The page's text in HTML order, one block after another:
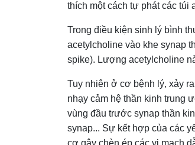
thích một cách tự phát các túi
Trong điều kiện sinh lý bình
acetylcholine vào khe synap
spike). Lượng acetylcholine
Tuy nhiên ở cơ bệnh lý, xảy
nhạy cảm hệ thần kinh trung
vùng đầu trước synap thần
synap... Sự kết hợp của các
cơ gây chèn ép các vi mạch